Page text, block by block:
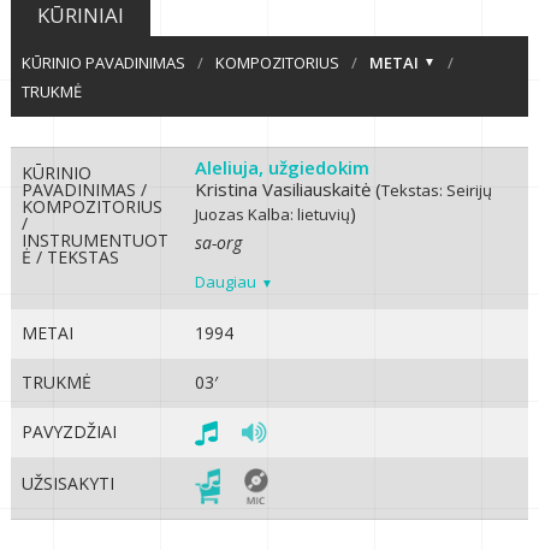
KŪRINIAI
KŪRINIO PAVADINIMAS / KOMPOZITORIUS / METAI
/
TRUKMĖ
KŪRINIO
PAVADINIMAS /
KOMPOZITORIUS
/
INSTRUMENTUOT
Ė / TEKSTAS
Aleliuja, užgiedokim
Kristina Vasiliauskaitė (Tekstas: Seirijų
JuozasKalba: lietuvių)
sa-org
Daugiau
METAI 1994
TRUKMĖ 03′
PAVYZDŽIAI
UŽSISAKYTI